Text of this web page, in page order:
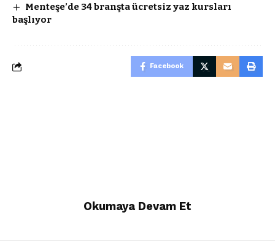
Menteşe’de 34 branşta ücretsiz yaz kursları
başlıyor
Facebook
Okumaya Devam Et